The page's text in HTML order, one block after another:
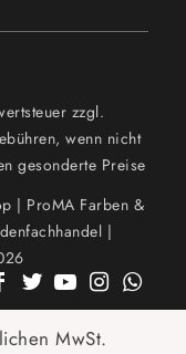
zzgl.
wenn nicht
gesonderte Preise
| ProMA Farben &
|
MwSt.